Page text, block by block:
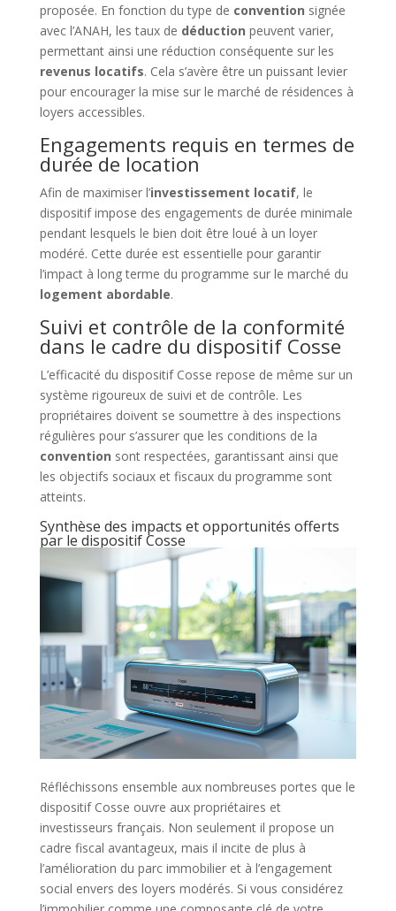
proposée. En fonction du type de convention signée
avec l’ANAH, les taux de déduction peuvent varier,
permettant ainsi une réduction conséquente sur les
revenus locatifs. Cela s’avère être un puissant levier
pour encourager la mise sur le marché de résidences à
loyers accessibles.
Engagements requis en termes de
durée de location
Afin de maximiser l’investissement locatif, le
dispositif impose des engagements de durée minimale
pendant lesquels le bien doit être loué à un loyer
modéré. Cette durée est essentielle pour garantir
l’impact à long terme du programme sur le marché du
logement abordable.
Suivi et contrôle de la conformité
dans le cadre du dispositif Cosse
L’efficacité du dispositif Cosse repose de même sur un
système rigoureux de suivi et de contrôle. Les
propriétaires doivent se soumettre à des inspections
régulières pour s’assurer que les conditions de la
convention sont respectées, garantissant ainsi que
les objectifs sociaux et fiscaux du programme sont
atteints.
Synthèse des impacts et opportunités offerts
par le dispositif Cosse
Réfléchissons ensemble aux nombreuses portes que le
dispositif Cosse ouvre aux propriétaires et
investisseurs français. Non seulement il propose un
cadre fiscal avantageux, mais il incite de plus à
l’amélioration du parc immobilier et à l’engagement
social envers des loyers modérés. Si vous considérez